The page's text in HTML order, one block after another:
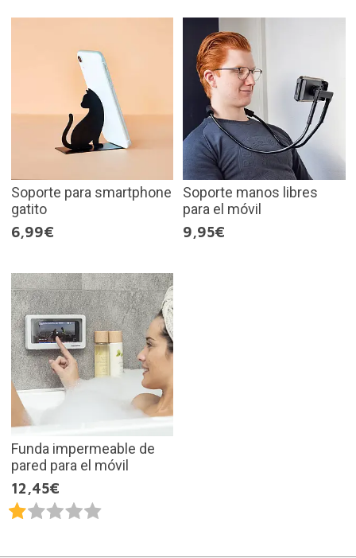
Soporte para smartphone
gatito
6,99€
Soporte manos libres
para el móvil
9,95€
Funda impermeable de
pared para el móvil
12,45€